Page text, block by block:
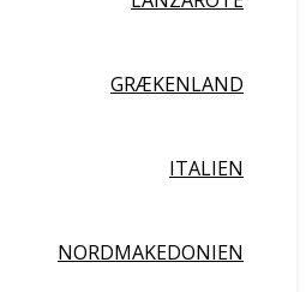
GRÆKENLAND
ITALIEN
NORDMAKEDONIEN